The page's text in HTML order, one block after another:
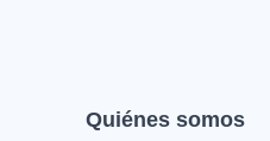
Quiénes somos